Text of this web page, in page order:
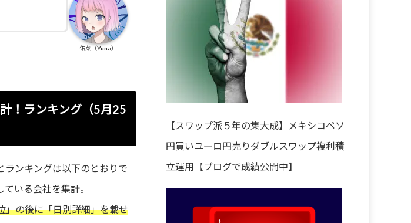
佑菜（Yuna）
！ランキング（5月25
ランキングは以下のとおりで
いる会社を集計。
の後に「日別詳細」を載せ
【スワップ派５年の集大成】メキシコペソ
円買いユーロ円売りダブルスワップ複利積
立運用【ブログで成績公開中】